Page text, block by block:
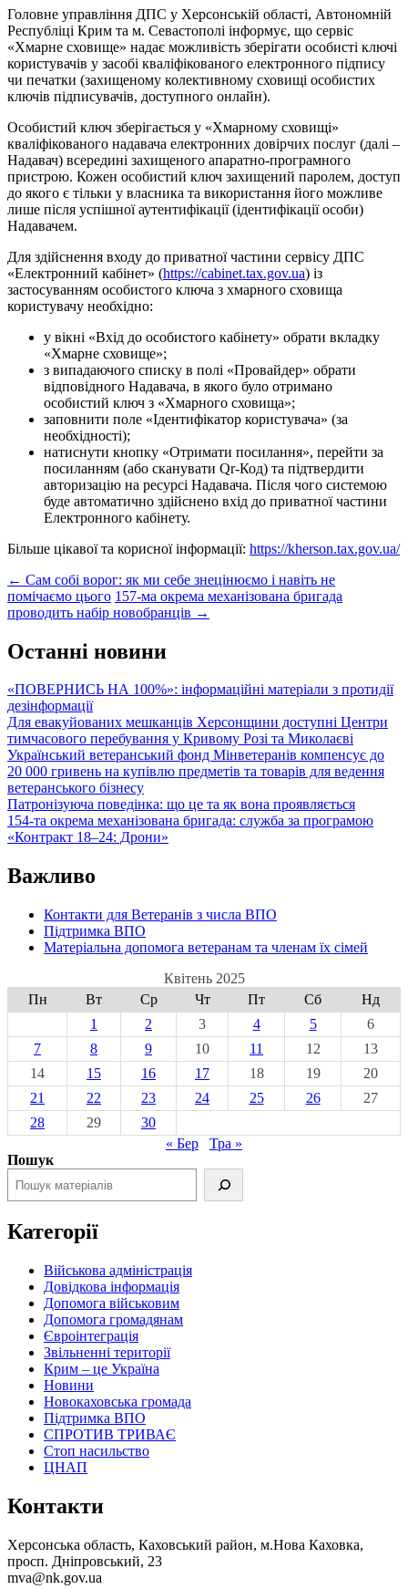
Головне управління ДПС у Херсонській області, Автономній
Республіці Крим та м. Севастополі інформує, що сервіс
«Хмарне сховище» надає можливість зберігати особисті ключі
користувачів у засобі кваліфікованого електронного підпису
чи печатки (захищеному колективному сховищі особистих
ключів підписувачів, доступного онлайн).
Особистий ключ зберігається у «Хмарному сховищі»
кваліфікованого надавача електронних довірчих послуг (далі –
Надавач) всередині захищеного апаратно-програмного
пристрою. Кожен особистий ключ захищений паролем, доступ
до якого є тільки у власника та використання його можливе
лише після успішної аутентифікації (ідентифікації особи)
Надавачем.
Для здійснення входу до приватної частини сервісу ДПС
«Електронний кабінет» (https://cabinet.tax.gov.ua) із
застосуванням особистого ключа з хмарного сховища
користувачу необхідно:
у вікні «Вхід до особистого кабінету» обрати вкладку
«Хмарне сховище»;
з випадаючого списку в полі «Провайдер» обрати
відповідного Надавача, в якого було отримано
особистий ключ з «Хмарного сховища»;
заповнити поле «Ідентифікатор користувача» (за
необхідності);
натиснути кнопку «Отримати посилання», перейти за
посиланням (або сканувати Qr-Код) та підтвердити
авторизацію на ресурсі Надавача. Після чого системою
буде автоматично здійснено вхід до приватної частини
Електронного кабінету.
Більше цікавої та корисної інформації: https://kherson.tax.gov.ua/
Post
navigation
← Сам собі ворог: як ми себе знецінюємо і навіть не
помічаємо цього 157-ма окрема механізована бригада
проводить набір новобранців →
Останні новини
«ПОВЕРНИСЬ НА 100%»: інформаційні матеріали з протидії
дезінформації
Для евакуйованих мешканців Херсонщини доступні Центри
тимчасового перебування у Кривому Розі та Миколаєві
Український ветеранський фонд Мінветеранів компенсує до
20 000 гривень на купівлю предметів та товарів для ведення
ветеранського бізнесу
Патронізуюча поведінка: що це та як вона проявляється
154-та окрема механізована бригада: служба за програмою
«Контракт 18–24: Дрони»
Важливо
Контакти для Ветеранів з числа ВПО
Підтримка ВПО
Матеріальна допомога ветеранам та членам їх сімей
Квітень 2025
Пн
Вт Ср Чт Пт Сб
Нд
1
2 3 4 5
6
7
8 9 10 11 12
13
14
15 16 17 18 19
20
21
22 23 24 25 26
27
28
29
30
« Бер
Тра »
Пошук
Категорії
Військова адміністрація
Довідкова інформація
Допомога військовим
Допомога громадянам
Євроінтеграція
Звільненні території
Крим – це Україна
Новини
Новокаховська громада
Підтримка ВПО
СПРОТИВ ТРИВАЄ
Стоп насильство
ЦНАП
Контакти
Херсонська область, Каховський район, м.Нова Каховка,
просп. Дніпровський, 23
mva@nk.gov.ua